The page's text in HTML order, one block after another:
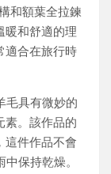
和額葉全拉鍊
暖和舒適的理
適合在旅行時
毛具有微妙的
素。該作品的
這件作品不會
保持乾燥。